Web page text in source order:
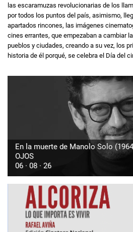
las escaramuzas revolucionarias de los
por todos los puntos del país, asimismo,
apartados rincones, las imágenes
cines errantes, que empezaban a cambiar
pueblos y ciudades, creando a su vez, los
historia de él porqué, se celebra el Día del
En la muerte de Manolo Solo
OJOS
06 · 08 · 26